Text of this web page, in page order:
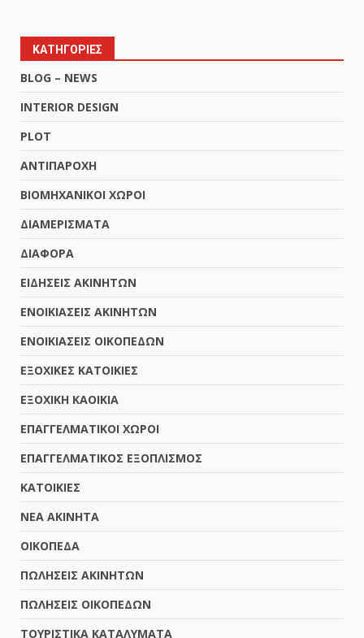
ΚΑΤΗΓΟΡΙΕΣ
BLOG – NEWS
INTERIOR DESIGN
PLOT
ΑΝΤΙΠΑΡΟΧΗ
ΒΙΟΜΗΧΑΝΙΚΟΙ ΧΩΡΟΙ
ΔΙΑΜΕΡΙΣΜΑΤΑ
ΔΙΑΦΟΡΑ
ΕΙΔΗΣΕΙΣ ΑΚΙΝΗΤΩΝ
ΕΝΟΙΚΙΑΣΕΙΣ ΑΚΙΝΗΤΩΝ
ΕΝΟΙΚΙΑΣΕΙΣ ΟΙΚΟΠΕΔΩΝ
ΕΞΟΧΙΚΕΣ ΚΑΤΟΙΚΙΕΣ
ΕΞΟΧΙΚΗ ΚΑΟΙΚΙΑ
ΕΠΑΓΓΕΛΜΑΤΙΚΟΙ ΧΩΡΟΙ
ΕΠΑΓΓΕΛΜΑΤΙΚΟΣ ΕΞΟΠΛΙΣΜΟΣ
ΚΑΤΟΙΚΙΕΣ
ΝΕΑ ΑΚΙΝΗΤΑ
ΟΙΚΟΠΕΔΑ
ΠΩΛΗΣΕΙΣ ΑΚΙΝΗΤΩΝ
ΠΩΛΗΣΕΙΣ ΟΙΚΟΠΕΔΩΝ
ΤΟΥΡΙΣΤΙΚΑ ΚΑΤΑΛΥΜΑΤΑ